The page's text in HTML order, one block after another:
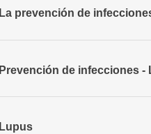
La prevención de
Prevención de infecciones -
Lupus